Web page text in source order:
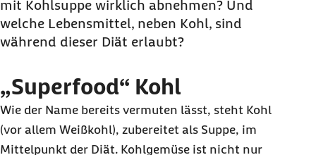
mit Kohlsuppe wirklich abnehmen? Und
welche Lebensmittel, neben Kohl, sind
während dieser Diät erlaubt?
„Superfood“ Kohl
Wie der Name bereits vermuten lässt, steht Kohl
(vor allem Weißkohl), zubereitet als Suppe, im
Mittelpunkt der Diät. Kohlgemüse ist nicht nur